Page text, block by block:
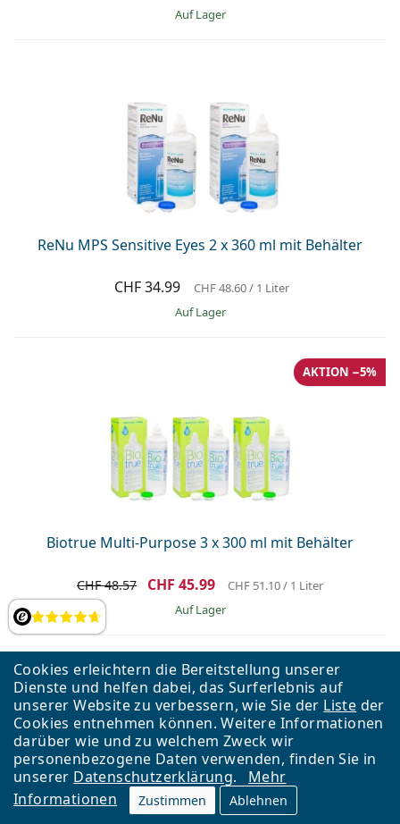
Cookies erleichtern die Bereitstellung unserer
Dienste und helfen dabei, das Surferlebnis auf
unserer Website zu verbessern, wie Sie der Liste der
Cookies entnehmen können. Weitere Informationen
darüber wie und zu welchem Zweck wir
personenbezogene Daten verwenden, finden Sie in
unserer Datenschutzerklärung.
Mehr
Informationen
Zustimmen Ablehnen
Bewertung
auf Lager
ReNu MPS Sensitive Eyes 2 x 360 ml mit Behälter
CHF 34.99 CHF 48.60/ 1 Liter
auf Lager
Biotrue Multi-Purpose 3 x 300 ml mit Behälter
AKTION −5%
CHF 48.57 CHF 45.99 CHF 51.10/ 1 Liter
auf Lager
AKTION −6%